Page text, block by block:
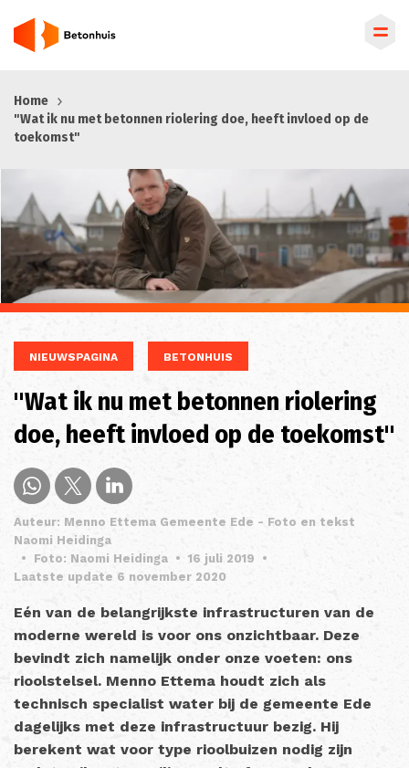
en
naar
inhoud
gaan
Home
"Wat ik nu met betonnen riolering doe, heeft invloed op de
toekomst"
NIEUWSPAGINA BETONHUIS
"Wat ik nu met betonnen riolering
doe, heeft invloed op de toekomst"
Auteur: Menno Ettema Gemeente Ede - Foto en tekst
Naomi Heidinga
•
Foto: Naomi Heidinga • 16 juli 2019
•
Laatste update 6 november 2020
Eén van de belangrijkste infrastructuren van de
moderne wereld is voor ons onzichtbaar. Deze
bevindt zich namelijk onder onze voeten: ons
rioolstelsel. Menno Ettema houdt zich als
technisch specialist water bij de gemeente Ede
dagelijks met deze infrastructuur bezig. Hij
berekent wat voor type rioolbuizen nodig zijn